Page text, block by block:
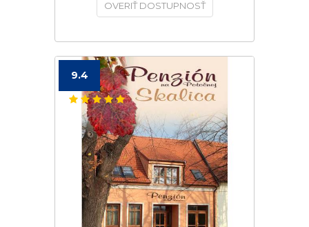
OVERIŤ DOSTUPNOSŤ
9.4